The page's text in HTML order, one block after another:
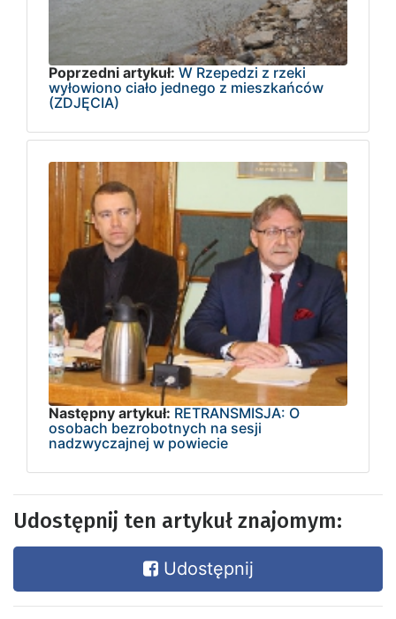
Poprzedni artykuł: W Rzepedzi z rzeki
wyłowiono ciało jednego z mieszkańców
(ZDJĘCIA)
Następny artykuł: RETRANSMISJA: O
osobach bezrobotnych na sesji
nadzwyczajnej w powiecie
Udostępnij ten artykuł znajomym:
Udostępnij